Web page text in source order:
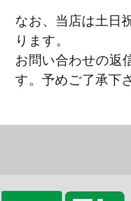
なお、当店は土日
ります。
お問い合わせの返
す。予めご了承下